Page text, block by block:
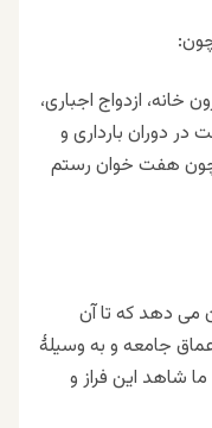
:
خانه، ازدواج اجباری،
در دوران بارداری و
چون هفت خوان رستم
می دهد که تا آن
جامعه و به وسیلهٔ
ما شاهد این فراز و